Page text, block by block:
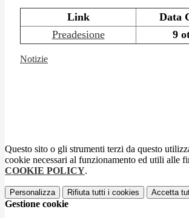
Link
Data
Preadesione
9
Notizie
Questo sito o gli strumenti terzi da questo
cookie necessari al funzionamento ed utili alle
COOKIE POLICY.
Personalizza Rifiuta tutti i cookies Accetta
Gestione cookie